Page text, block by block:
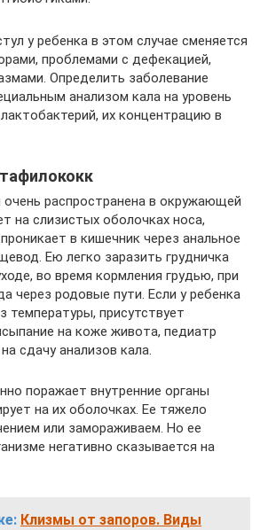
у ребенка в этом случае сменяется
проблемами с дефекацией,
Определить заболевание
анализом кала на уровень
их концентрацию в
очень распространена в окружающей
на слизистых оболочках носа,
в кишечник через анальное
Ею легко заразить грудничка
во время кормления грудью, при
через родовые пути. Если у ребенка
температуры, присутствует
на коже живота, педиатр
сдачу анализов кала.
поражает внутренние органы
на их оболочках. Ее тяжело
или замораживаем. Но ее
негативно сказывается на
Клизмы от запоров. Виды